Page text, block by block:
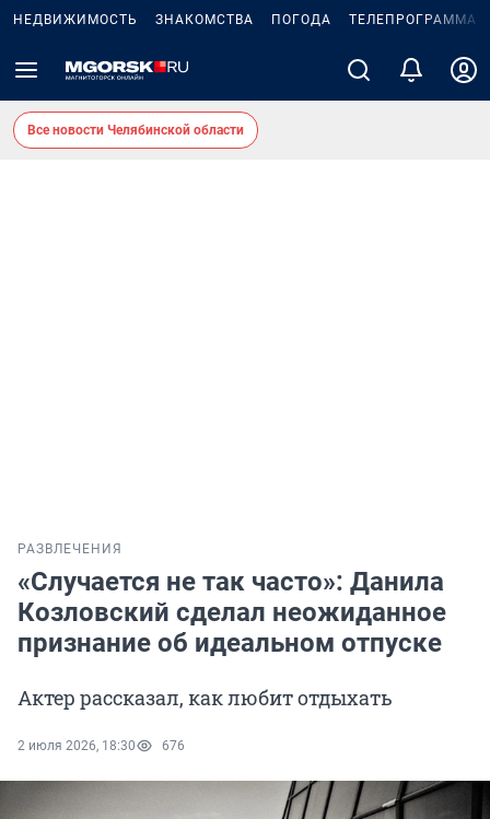
НЕДВИЖИМОСТЬ ЗНАКОМСТВА ПОГОДА ТЕЛЕПРОГРАММА
Все новости Челябинской области
РАЗВЛЕЧЕНИЯ
«Случается не так часто»: Данила
Козловский сделал неожиданное
признание об идеальном отпуске
Актер рассказал, как любит отдыхать
2 июля 2026, 18:30 676